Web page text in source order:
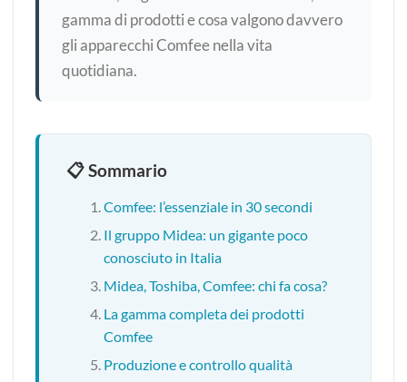
gamma di prodotti e cosa valgono davvero
gli apparecchi Comfee nella vita
quotidiana.
📋 Sommario
Comfee: l’essenziale in 30 secondi
Il gruppo Midea: un gigante poco
conosciuto in Italia
Midea, Toshiba, Comfee: chi fa cosa?
La gamma completa dei prodotti
Comfee
Produzione e controllo qualità